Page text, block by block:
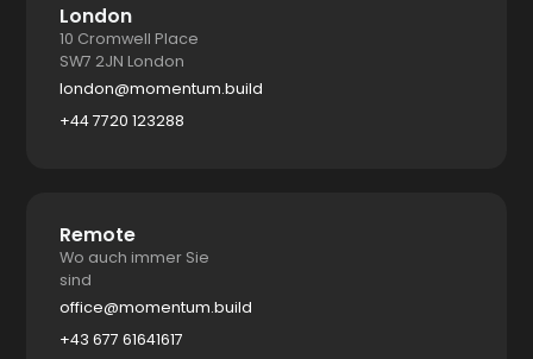
London
10 Cromwell Place
SW7 2JN London
london@momentum.build
+44 7720 123288
Remote
Wo auch immer Sie
sind
office@momentum.build
+43 677 61641617